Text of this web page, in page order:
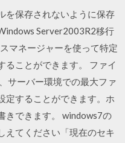
を保存されないように保存
Server2003R2移行
マネージャーを使って特定
ることができます。 ファイ
サーバー環境での最大ファ
定することができます。ホ
きできます。 windows7の
えてください「現在のセキ